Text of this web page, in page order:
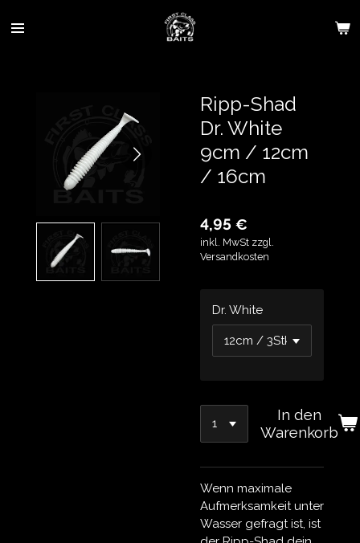
Hauptinhalt
Ripp-Shad
Dr. White
9cm / 12cm
/ 16cm
4,95 €
inkl. MwSt zzgl.
Versandkosten
Dr. White
In den
Warenkorb
Wenn maximale
Aufmerksamkeit unter
Wasser gefragt ist, ist